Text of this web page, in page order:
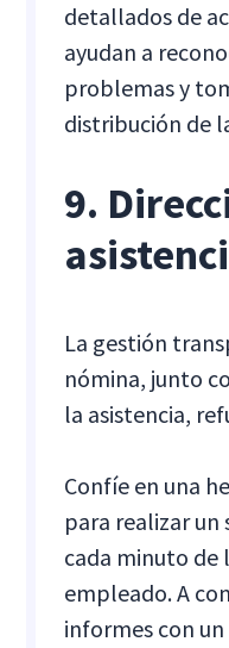
detallados de
ayudan a
problemas y
distribución de
9.
La gestión
nómina, junto
la asistencia,
Confíe en una
para realizar
cada minuto de
empleado. A
informes con